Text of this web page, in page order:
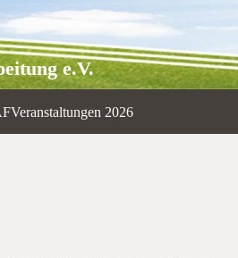
e.V.
Veranstaltungen 2026